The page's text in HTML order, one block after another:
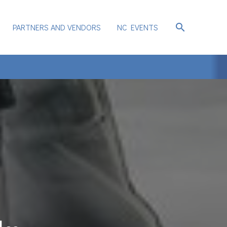
PARTNERS AND VENDORS NC EVENTS search